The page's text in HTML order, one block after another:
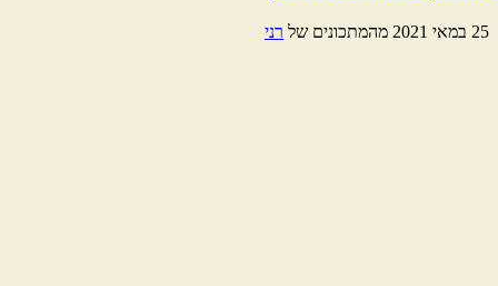
25 במאי 2021 מהמתכונים של רני